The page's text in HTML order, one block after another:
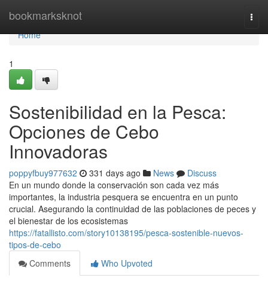
bookmarksknot
Home
Home
1
Sostenibilidad en la Pesca:
Opciones de Cebo
Innovadoras
poppyfbuy977632 331 days ago News
Discuss
En un mundo donde la conservación son cada vez más
importantes, la industria pesquera se encuentra en un punto
crucial. Asegurando la continuidad de las poblaciones de peces y
el bienestar de los ecosistemas
https://fatallisto.com/story10138195/pesca-sostenible-nuevos-
tipos-de-cebo
Comments
Who Upvoted